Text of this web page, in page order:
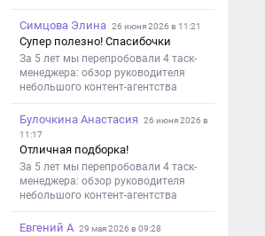
Симцова Элина 26 июня 2026 в 11:21
Супер полезно! Спасибочки
За 5 лет мы перепробовали 4 таск-
менеджера: обзор руководителя
небольшого контент-агентства
Булочкина Анастасия
26 июня 2026 в
11:17
Отличная подборка!
За 5 лет мы перепробовали 4 таск-
менеджера: обзор руководителя
небольшого контент-агентства
Евгений А 29 мая 2026 в 09:28